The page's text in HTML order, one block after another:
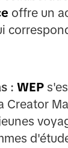
offre un
: WEP
Creator